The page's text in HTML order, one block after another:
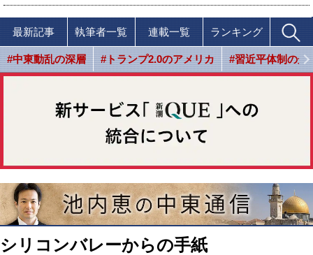
最新記事 執筆者一覧 連載一覧 ランキング
#中東動乱の深層 #トランプ2.0のアメリカ #習近平体制の光
シリコンバレーからの手紙